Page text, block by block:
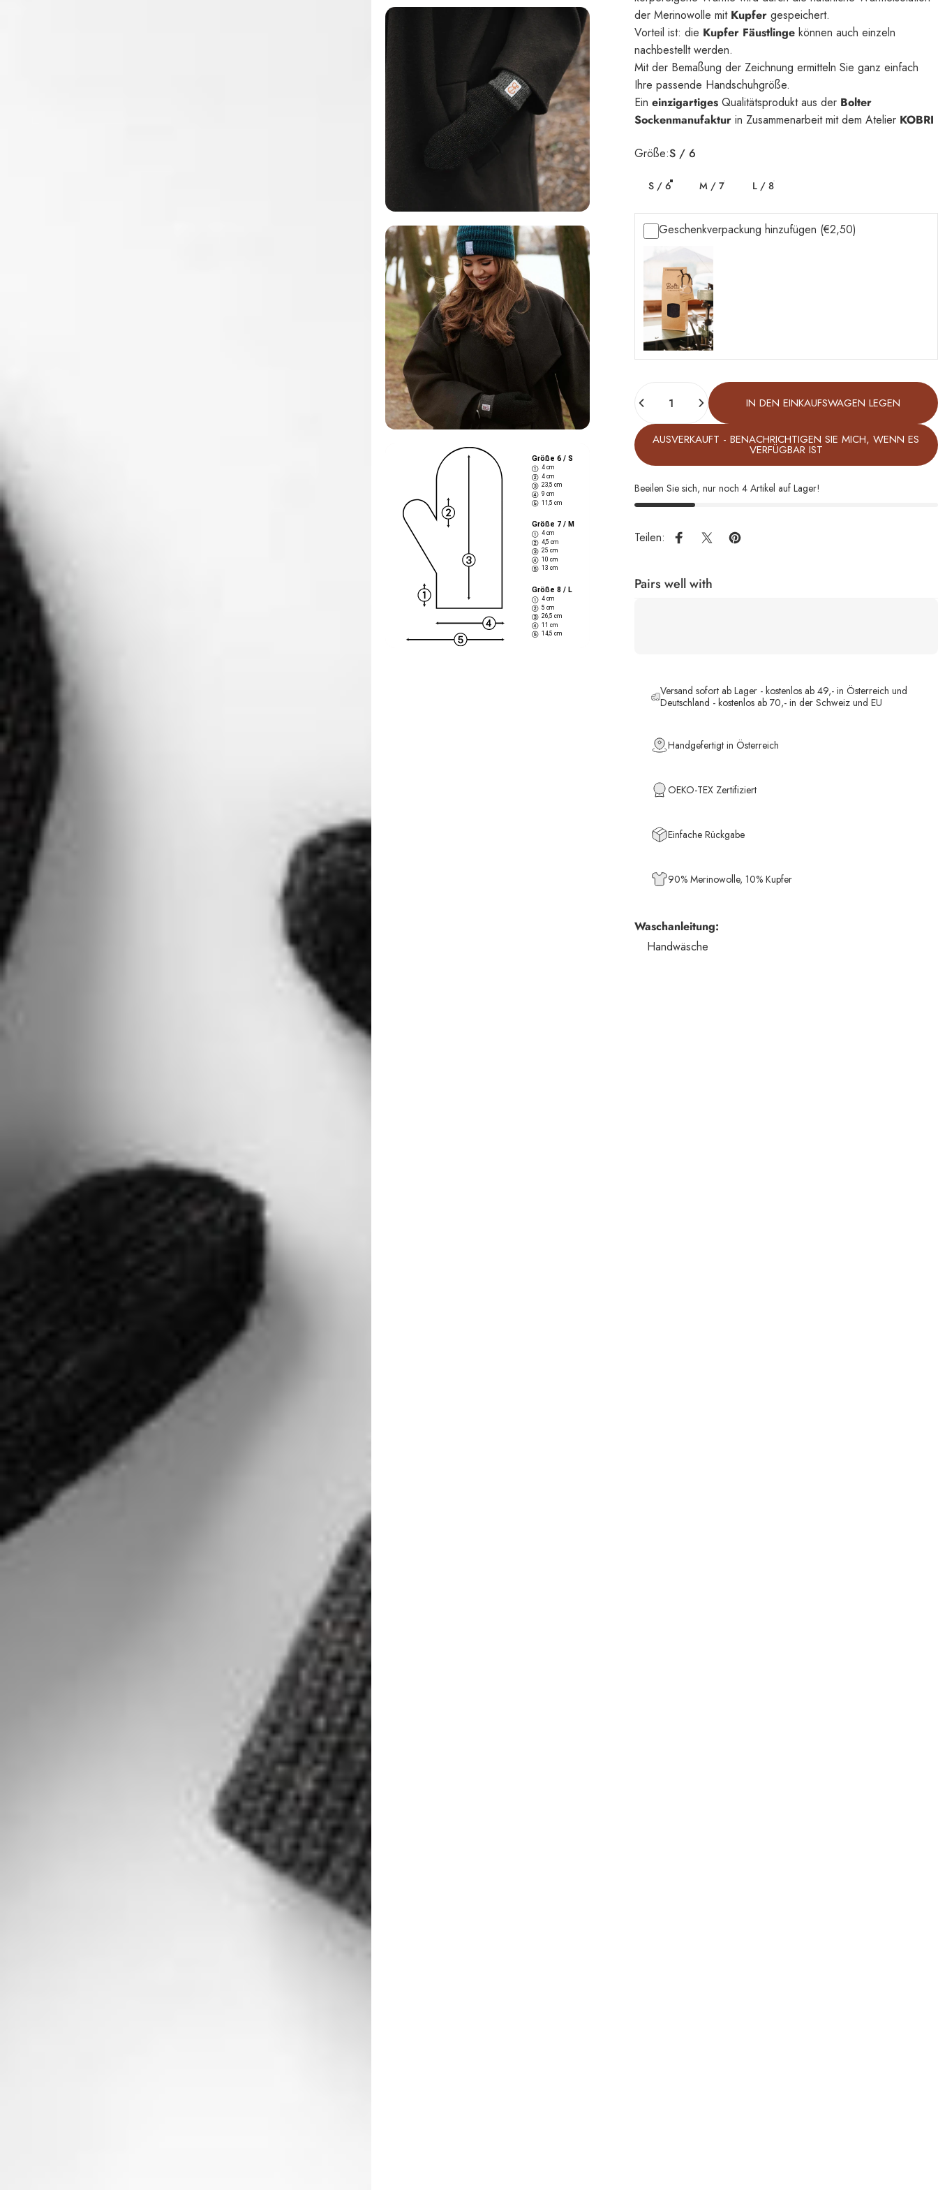
der Merinowolle mit Kupfer gespeichert.
Vorteil ist: die Kupfer Fäustlinge können auch einzeln
nachbestellt werden.
Mit der Bemaßung der Zeichnung ermitteln Sie ganz einfach
Ihre passende Handschuhgröße.
Ein einzigartigesQualitätsprodukt aus der Bolter
Sockenmanufaktur in Zusammenarbeit mit dem Atelier KOBRI
Größe
Größe:S / 6
S / 6 M / 7 L / 8
Geschenkverpackung hinzufügen (€2,50)
IN DEN EINKAUFSWAGEN LEGEN
AUSVERKAUFT - BENACHRICHTIGEN SIE MICH, WENN ES
VERFÜGBAR IST
Beeilen Sie sich, nur noch 4 Artikel auf Lager!
Teilen: Auf Facebook teilen
Auf X teilenAuf Pinterest pinnen
Pairs well with
Versand sofort ab Lager - kostenlos ab 49,- in Österreich und
Deutschland - kostenlos ab 70,- in der Schweiz und EU
Handgefertigt in Österreich
OEKO-TEX Zertifiziert
Einfache Rückgabe
90% Merinowolle, 10% Kupfer
Waschanleitung:
Handwäsche